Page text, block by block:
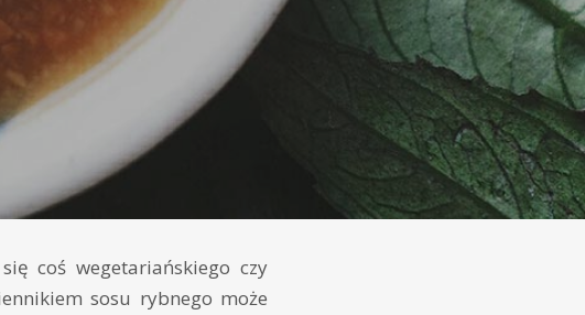
coś wegetariańskiego czy
sosu rybnego może